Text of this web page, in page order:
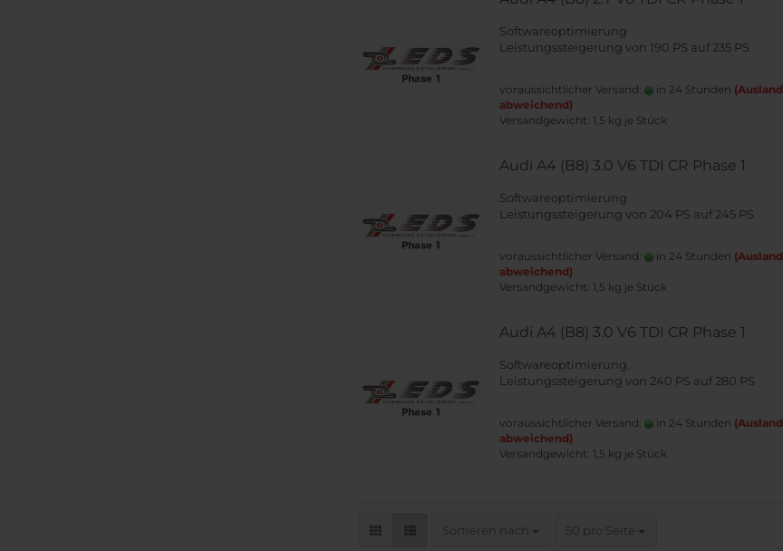
Softwareoptimierung
Leistungssteigerung von 190 PS auf 235 PS
voraussichtlicher Versand: in 24 Stunden (Ausland
abweichend)
Versandgewicht: 1,5 kg je Stück
Audi A4 (B8) 3.0 V6 TDI CR Phase 1
Softwareoptimierung
Leistungssteigerung von 204 PS auf 245 PS
voraussichtlicher Versand: in 24 Stunden (Ausland
abweichend)
Versandgewicht: 1,5 kg je Stück
Audi A4 (B8) 3.0 V6 TDI CR Phase 1
Softwareoptimierung.
Leistungssteigerung von 240 PS auf 280 PS
voraussichtlicher Versand: in 24 Stunden (Ausland
abweichend)
Versandgewicht: 1,5 kg je Stück
Sortieren nach
Sortieren nach 50 pro Seite
pro Seite